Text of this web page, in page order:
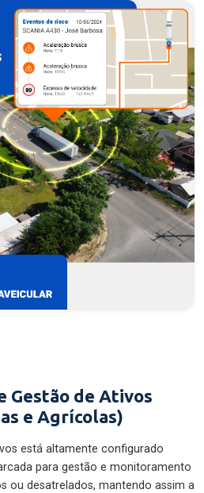
Gestão de Ativos
e Agrícolas)
está altamente configurado
para gestão e monitoramento
ou desatrelados, mantendo assim a